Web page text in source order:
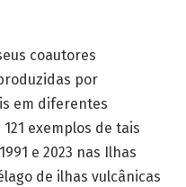
coautores
por
em diferentes
exemplos de tais
e 2023 nas Ilhas
de ilhas vulcânicas